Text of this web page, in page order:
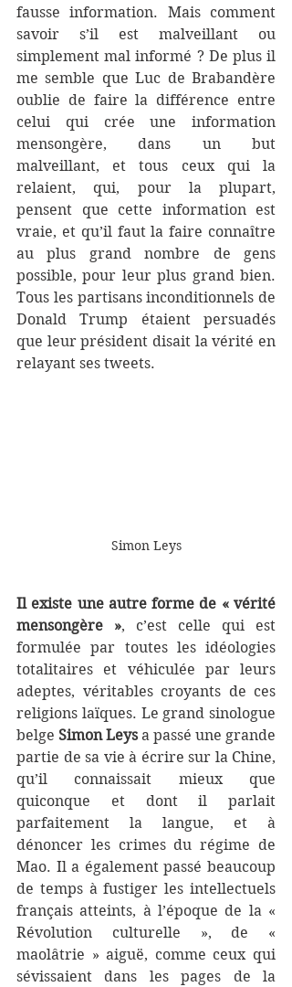
fausse information. Mais comment
savoir s’il est malveillant ou
simplement mal informé ? De plus il
me semble que Luc de Brabandère
oublie de faire la différence entre
celui qui crée une information
mensongère, dans un but
malveillant, et tous ceux qui la
relaient, qui, pour la plupart,
pensent que cette information est
vraie, et qu’il faut la faire connaître
au plus grand nombre de gens
possible, pour leur plus grand bien.
Tous les partisans inconditionnels de
Donald Trump étaient persuadés
que leur président disait la vérité en
relayant ses tweets.
Simon Leys
Il existe une autre forme de « vérité
mensongère », c’est celle qui est
formulée par toutes les idéologies
totalitaires et véhiculée par leurs
adeptes, véritables croyants de ces
religions laïques. Le grand sinologue
belge Simon Leys a passé une grande
partie de sa vie à écrire sur la Chine,
qu’il connaissait mieux que
quiconque et dont il parlait
parfaitement la langue, et à
dénoncer les crimes du régime de
Mao. Il a également passé beaucoup
de temps à fustiger les intellectuels
français atteints, à l’époque de la «
Révolution culturelle », de «
maolâtrie » aiguë, comme ceux qui
sévissaient dans les pages de la